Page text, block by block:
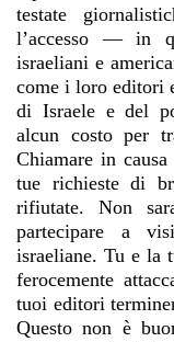
testate
l’accesso — in
israeliani e
come i loro editori
di Israele e del
alcun costo per
Chiamare in
tue richieste di
rifiutate. Non
partecipare a
israeliane. Tu e la
ferocemente
tuoi editori
Questo non è